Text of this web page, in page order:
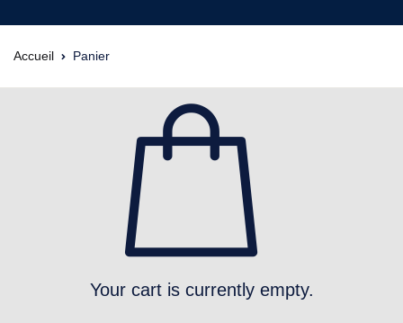
Accueil Panier
Your cart is currently empty.